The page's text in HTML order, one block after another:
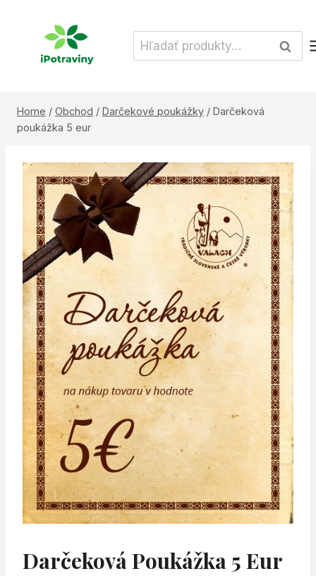
Hľadať:
Home / Obchod / Darčekové poukážky / Darčeková
poukážka 5 eur
Darčeková Poukážka 5 Eur